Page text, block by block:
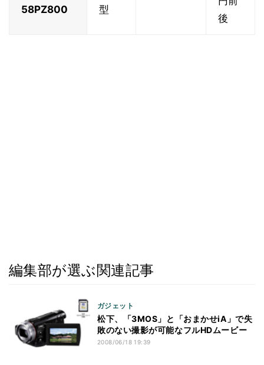
58PZ800 型
後
編集部が選ぶ関連記事
ガジェット
松下、「3MOS」と「おまかせiA」で失
敗のない撮影が可能なフルHDムービー
2008/06/18 19:39